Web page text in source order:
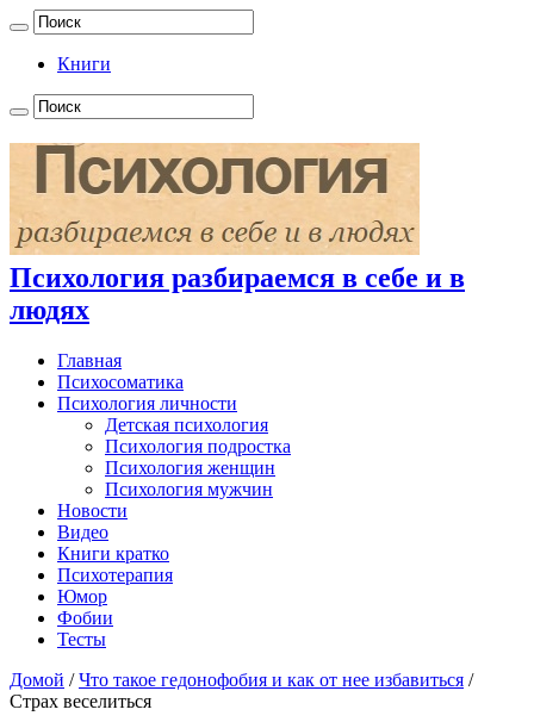
Книги
Психология разбираемся в себе и в
людях
Главная
Психосоматика
Психология личности
Детская психология
Психология подростка
Психология женщин
Психология мужчин
Новости
Видео
Книги кратко
Психотерапия
Юмор
Фобии
Тесты
Домой / Что такое гедонофобия и как от нее избавиться /
Страх веселиться